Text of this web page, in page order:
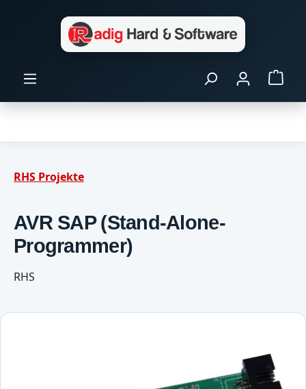
Zum Hauptinhalt springen
RHS Projekte
AVR SAP (Stand-Alone-
Programmer)
RHS